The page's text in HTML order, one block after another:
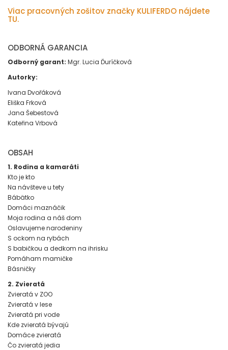
Viac pracovných zošitov značky KULIFERDO nájdete
TU.
ODBORNÁ GARANCIA
Odborný garant: Mgr. Lucia Ďuríčková
Autorky:
Ivana Dvořáková
Eliška Frková
Jana Šebestová
Kateřina Vrbová
OBSAH
1. Rodina a kamaráti
Kto je kto
Na návšteve u tety
Bábätko
Domáci maznáčik
Moja rodina a náš dom
Oslavujeme narodeniny
S ockom na rybách
S babičkou a dedkom na ihrisku
Pomáham mamičke
Básničky
2. Zvieratá
Zvieratá v ZOO
Zvieratá v lese
Zvieratá pri vode
Kde zvieratá bývajú
Domáce zvieratá
Čo zvieratá jedia